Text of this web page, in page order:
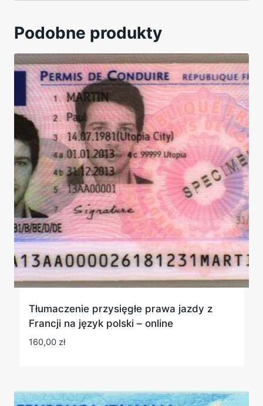
Podobne produkty
Tłumaczenie przysięgłe prawa jazdy z
Francji na język polski – online
160,00 zł